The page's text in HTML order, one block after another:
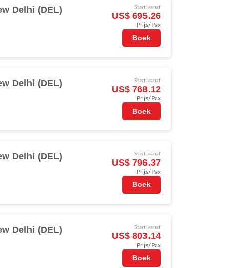
Delhi (DEL) Start vanaf
US$ 695.26
Prijs/Pax
Boek
Delhi (DEL) Start vanaf
US$ 768.12
Prijs/Pax
Boek
Delhi (DEL) Start vanaf
US$ 796.37
Prijs/Pax
Boek
Delhi (DEL) Start vanaf
US$ 803.14
Prijs/Pax
Boek